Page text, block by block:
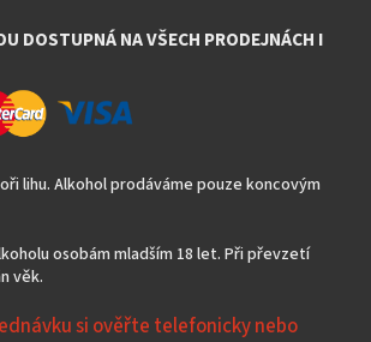
DOSTUPNÁ NA VŠECH PRODEJNÁCH I
lihu. Alkohol prodáváme pouze koncovým
osobám mladším 18 let. Při převzetí
věk.
si ověřte telefonicky nebo